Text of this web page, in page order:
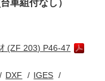
車組付なし）
(ZF 203) P46-47
DXF IGES